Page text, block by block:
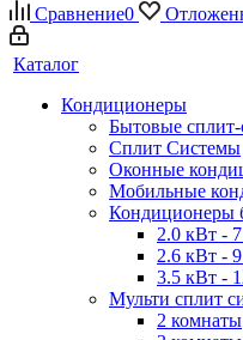
Сравнение0
Каталог
Кондиционеры
Бытовые
Сплит Системы
Оконные
Мобильные
Кондиционеры
2.0 кВт -
2.6 кВт -
3.5 кВт -
Мульти сплит
2 комнаты